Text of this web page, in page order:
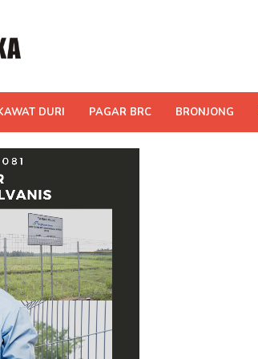
DURI PAGAR BRC BRONJONG